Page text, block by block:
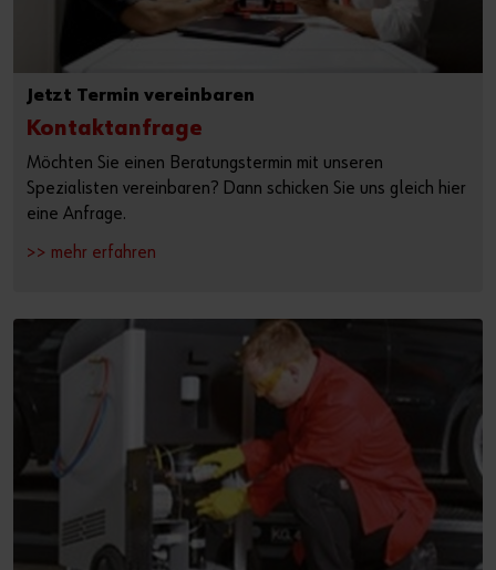
Jetzt Termin vereinbaren
Kontaktanfrage
Möchten Sie einen Beratungstermin mit unseren
Spezialisten vereinbaren? Dann schicken Sie uns gleich hier
eine Anfrage.
>> mehr erfahren